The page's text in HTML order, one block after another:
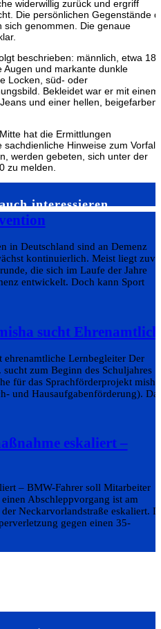
widerwillig zurück und ergriff
Die persönlichen Gegenstände
genommen. Die genaue
beschrieben: männlich, etwa 185
und markante dunkle
Locken, süd- oder
Bekleidet war er mit einem
und einer hellen,
hat die Ermittlungen
Hinweise zum Vorfall
werden gebeten, sich unter der
zu melden.
interessieren…
in Deutschland sind an Demenz
kontinuierlich. Meist liegt
die sich im Laufe der Jahre
entwickelt. Doch kann Sport
sucht
ehrenamtliche Lernbegleiter Der
zum Beginn des Schuljahres
für das Sprachförderprojekt misha
und Hausaufgabenförderung).
eskaliert –
– BMW-Fahrer soll Mitarbeiter
Abschleppvorgang ist am
Neckarvorlandstraße eskaliert.
gegen einen 35-